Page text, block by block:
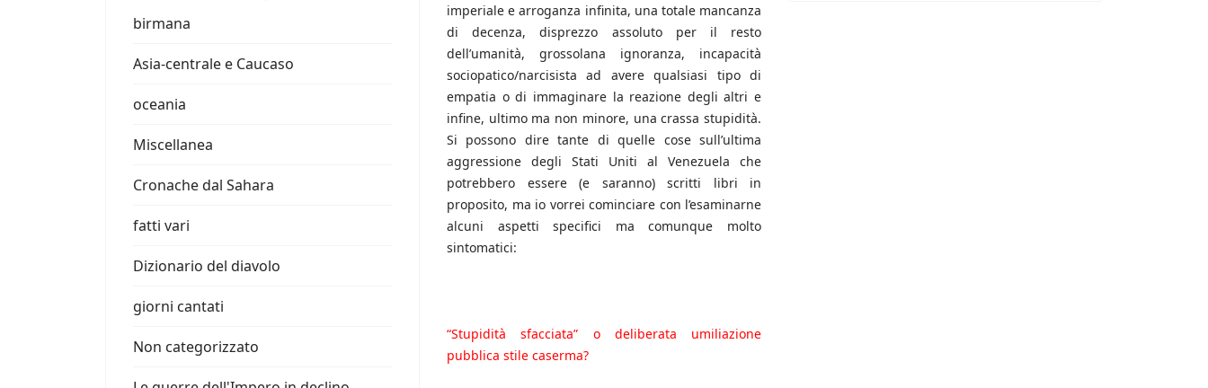
birmana
Asia-centrale e Caucaso
oceania
Miscellanea
Cronache dal Sahara
fatti vari
Dizionario del diavolo
giorni cantati
Non categorizzato
imperiale e arroganza infinita, una totale mancanza
di decenza, disprezzo assoluto per il resto
dell’umanità, grossolana ignoranza, incapacità
sociopatico/narcisista ad avere qualsiasi tipo di
empatia o di immaginare la reazione degli altri e
infine, ultimo ma non minore, una crassa stupidità.
Si possono dire tante di quelle cose sull’ultima
aggressione degli Stati Uniti al Venezuela che
potrebbero essere (e saranno) scritti libri in
proposito, ma io vorrei cominciare con l’esaminarne
alcuni aspetti specifici ma comunque molto
sintomatici:
“Stupidità sfacciata” o deliberata umiliazione
pubblica stile caserma?